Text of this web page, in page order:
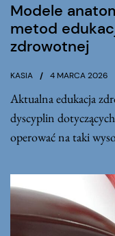
Modele
metod
zdrowotnej
KASIA 4 MARCA 2026
Aktualna edukacja
dyscyplin
operować na taki